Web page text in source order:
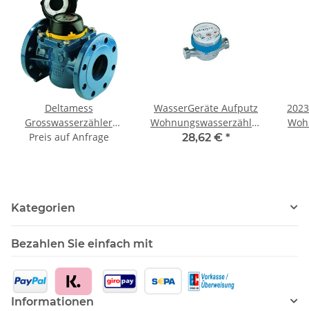
Deltamess
Grosswasserzähler
Woltmann WP DN65
Preis auf Anfrage
WasserGeräte Aufputz
Wohnungswasserzähler
Q3-2,5 (Qn 1,5m³/h)
28,62 € *
Kategorien
Bezahlen Sie einfach mit
Informationen